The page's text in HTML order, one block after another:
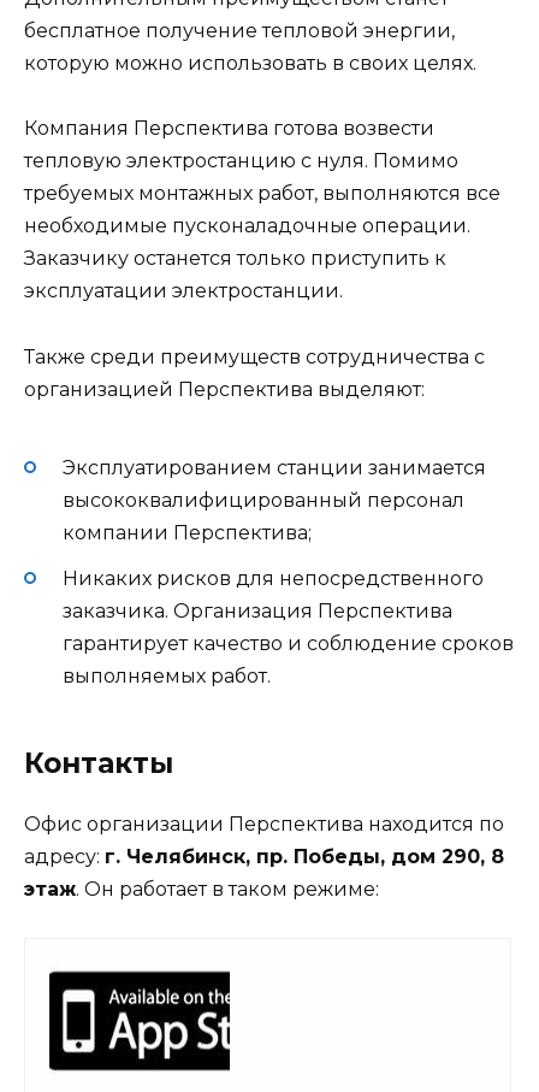
бесплатное получение тепловой энергии,
которую можно использовать в своих целях.
Компания Перспектива готова возвести
тепловую электростанцию с нуля. Помимо
требуемых монтажных работ, выполняются все
необходимые пусконаладочные операции.
Заказчику останется только приступить к
эксплуатации электростанции.
Также среди преимуществ сотрудничества с
организацией Перспектива выделяют:
Эксплуатированием станции занимается
высококвалифицированный персонал
компании Перспектива;
Никаких рисков для непосредственного
заказчика. Организация Перспектива
гарантирует качество и соблюдение сроков
выполняемых работ.
Контакты
Офис организации Перспектива находится по
адресу: г. Челябинск, пр. Победы, дом 290, 8
этаж. Он работает в таком режиме: